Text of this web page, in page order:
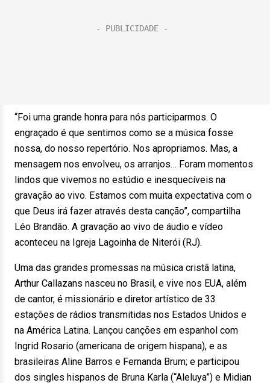
“Foi uma grande honra para nós participarmos. O
engraçado é que sentimos como se a música fosse
nossa, do nosso repertório. Nos apropriamos. Mas, a
mensagem nos envolveu, os arranjos… Foram momentos
lindos que vivemos no estúdio e inesquecíveis na
gravação ao vivo. Estamos com muita expectativa com o
que Deus irá fazer através desta canção”, compartilha
Léo Brandão. A gravação ao vivo de áudio e vídeo
aconteceu na Igreja Lagoinha de Niterói (RJ).
Uma das grandes promessas na música cristã latina,
Arthur Callazans nasceu no Brasil, e vive nos EUA, além
de cantor, é missionário e diretor artístico de 33
estações de rádios transmitidas nos Estados Unidos e
na América Latina. Lançou canções em espanhol com
Ingrid Rosario (americana de origem hispana), e as
brasileiras Aline Barros e Fernanda Brum; e participou
dos singles hispanos de Bruna Karla (“Aleluya”) e Midian